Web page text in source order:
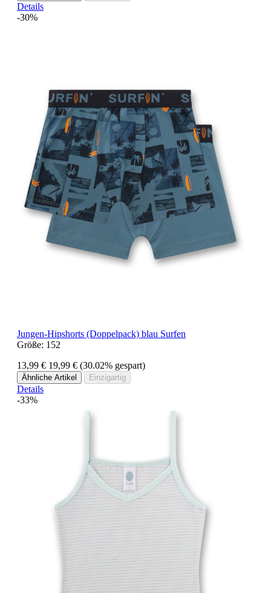
Details
-30%
Jungen-Hipshorts (Doppelpack) blau Surfen
Größe: 152
13,99 € 19,99 € (30.02% gespart)
Ähnliche Artikel Einzigartig
Details
-33%